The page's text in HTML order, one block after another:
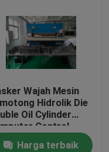
Wajah Mesin
Hidrolik Die
Oil Cylinder
Control
Harga terbaik